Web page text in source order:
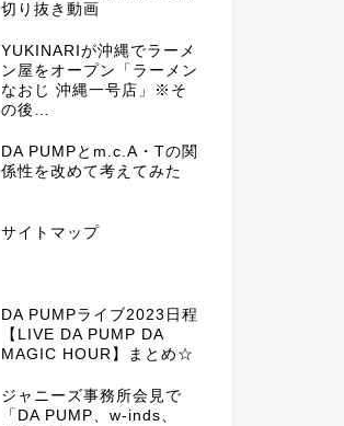
切り抜き動画
YUKINARIが沖縄でラーメ
ン屋をオープン「ラーメン
なおじ 沖縄一号店」※そ
の後…
DA PUMPとm.c.A・Tの関
係性を改めて考えてみた
サイトマップ
DA PUMPライブ2023日程
【LIVE DA PUMP DA
MAGIC HOUR】まとめ☆
ジャニーズ事務所会見で
「DA PUMP、w-inds、